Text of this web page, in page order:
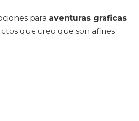
para aventuras graficas
que creo que son afines